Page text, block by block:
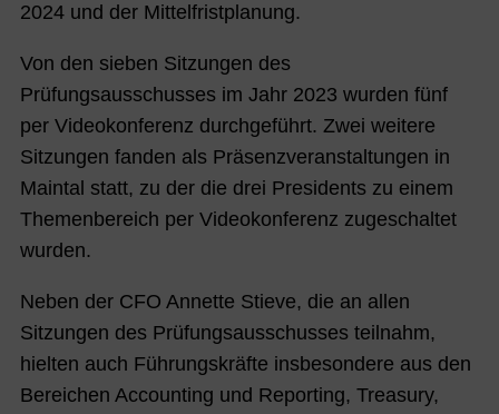
2024 und der Mittelfristplanung.
Von den sieben Sitzungen des
Prüfungsausschusses im Jahr 2023 wurden fünf
per Videokonferenz durchgeführt. Zwei weitere
Sitzungen fanden als Präsenzveranstaltungen in
Maintal statt, zu der die drei Presidents zu einem
Themenbereich per Videokonferenz zugeschaltet
wurden.
Neben der CFO Annette Stieve, die an allen
Sitzungen des Prüfungsausschusses teilnahm,
hielten auch Führungskräfte insbesondere aus den
Bereichen Accounting und Reporting, Treasury,